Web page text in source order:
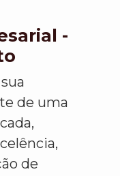
-
de uma
de